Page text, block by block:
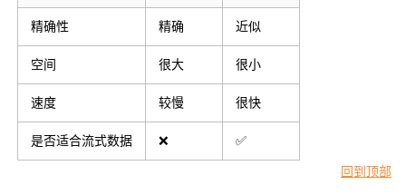
精确性 精确 近似
空间 很大 很小
速度 较慢 很快
是否适合流式数据 ❌ ✅
回到顶部